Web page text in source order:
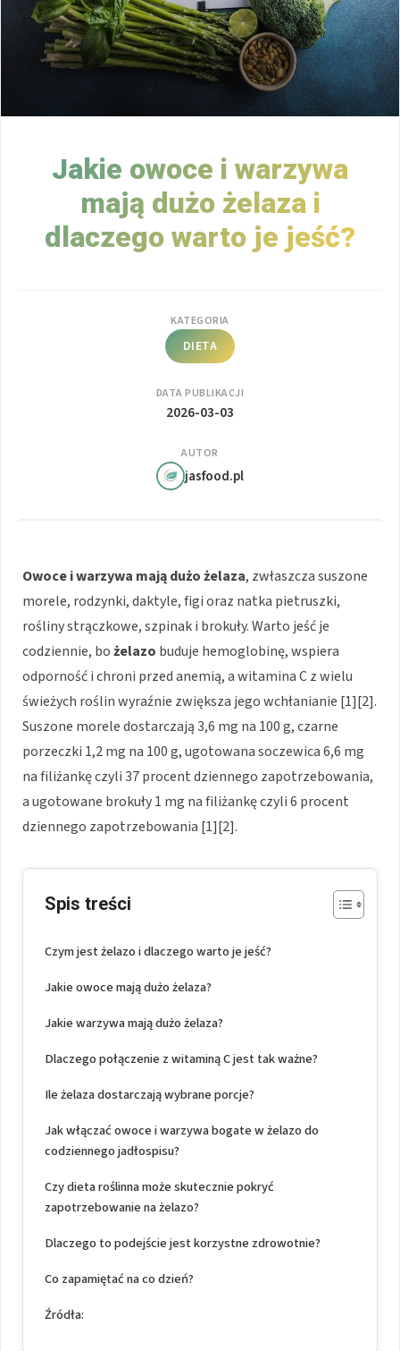
Jakie owoce i warzywa
mają dużo żelaza i
dlaczego warto je jeść?
KATEGORIA
DIETA
DATA PUBLIKACJI
2026-03-03
AUTOR
jasfood.pl
Owoce i warzywa mają dużo żelaza, zwłaszcza suszone
morele, rodzynki, daktyle, figi oraz natka pietruszki,
rośliny strączkowe, szpinak i brokuły. Warto jeść je
codziennie, bożelazo buduje hemoglobinę, wspiera
odporność i chroni przed anemią, a witamina C z wielu
świeżych roślin wyraźnie zwiększa jego wchłanianie [1][2].
Suszone morele dostarczają 3,6 mg na 100 g, czarne
porzeczki 1,2 mg na 100 g, ugotowana soczewica 6,6 mg
na filiżankę czyli 37 procent dziennego zapotrzebowania,
a ugotowane brokuły 1 mg na filiżankę czyli 6 procent
dziennego zapotrzebowania [1][2].
Spis treści
Czym jest żelazo i dlaczego warto je jeść?
Jakie owoce mają dużo żelaza?
Jakie warzywa mają dużo żelaza?
Dlaczego połączenie z witaminą C jest tak ważne?
Ile żelaza dostarczają wybrane porcje?
Jak włączać owoce i warzywa bogate w żelazo do
codziennego jadłospisu?
Czy dieta roślinna może skutecznie pokryć
zapotrzebowanie na żelazo?
Dlaczego to podejście jest korzystne zdrowotnie?
Co zapamiętać na co dzień?
Źródła: